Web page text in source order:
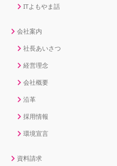
ITよもやま話
会社案内
社長あいさつ
経営理念
会社概要
沿革
採用情報
環境宣言
資料請求